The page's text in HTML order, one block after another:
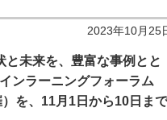
2023年10月25
未来を、豊富な事例とと
ンラーニングフォーラム
を、11月1日から10日まで